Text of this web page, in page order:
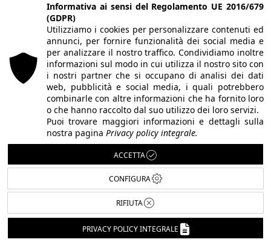
Informativa ai sensi del Regolamento UE 2016/679
(GDPR)
Utilizziamo i cookies per personalizzare contenuti ed
annunci, per fornire funzionalità dei social media e
per analizzare il nostro traffico. Condividiamo inoltre
informazioni sul modo in cui utilizza il nostro sito con
i nostri partner che si occupano di analisi dei dati
web, pubblicità e social media, i quali potrebbero
combinarle con altre informazioni che ha fornito loro
o che hanno raccolto dal suo utilizzo dei loro servizi.
Puoi trovare maggiori informazioni e dettagli sulla
nostra pagina Privacy policy integrale.
ACCETTA
CONFIGURA
RIFIUTA
PRIVACY POLICY INTEGRALE